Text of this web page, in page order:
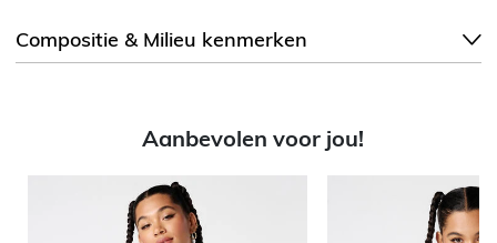
Compositie & Milieu kenmerken
Aanbevolen voor jou!